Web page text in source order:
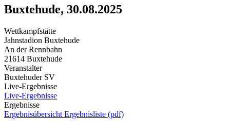
Buxtehude, 30.08.2025
Wettkampfstätte
Jahnstadion Buxtehude
An der Rennbahn
21614 Buxtehude
Veranstalter
Buxtehuder SV
Live-Ergebnisse
Live-Ergebnisse
Ergebnisse
Ergebnisübersicht Ergebnisliste (pdf)